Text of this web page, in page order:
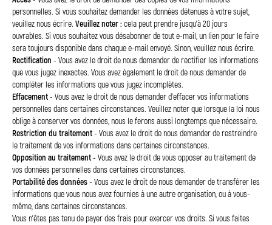
personnelles. Si vous souhaitez demander les données détenues à votre sujet,
veuillez nous écrire. Veuillez noter : cela peut prendre jusqu'à 20 jours
ouvrables. Si vous souhaitez vous désabonner de tout e-mail, un lien pour le faire
sera toujours disponible dans chaque e-mail envoyé. Sinon, veuillez nous écrire.
Rectification - Vous avez le droit de nous demander de rectifier les informations
que vous jugez inexactes. Vous avez également le droit de nous demander de
compléter les informations que vous jugez incomplètes.
Effacement- Vous avez le droit de nous demander d'effacer vos informations
personnelles dans certaines circonstances. Veuillez noter que lorsque la loi nous
oblige à conserver vos données, nous le ferons aussi longtemps que nécessaire.
Restriction du traitement- Vous avez le droit de nous demander de restreindre
le traitement de vos informations dans certaines circonstances.
Opposition au traitement- Vous avez le droit de vous opposer au traitement de
vos données personnelles dans certaines circonstances.
Portabilité des données- Vous avez le droit de nous demander de transférer les
informations que vous nous avez fournies à une autre organisation, ou à vous-
même, dans certaines circonstances.
Vous n'êtes pas tenu de payer des frais pour exercer vos droits. Si vous faites